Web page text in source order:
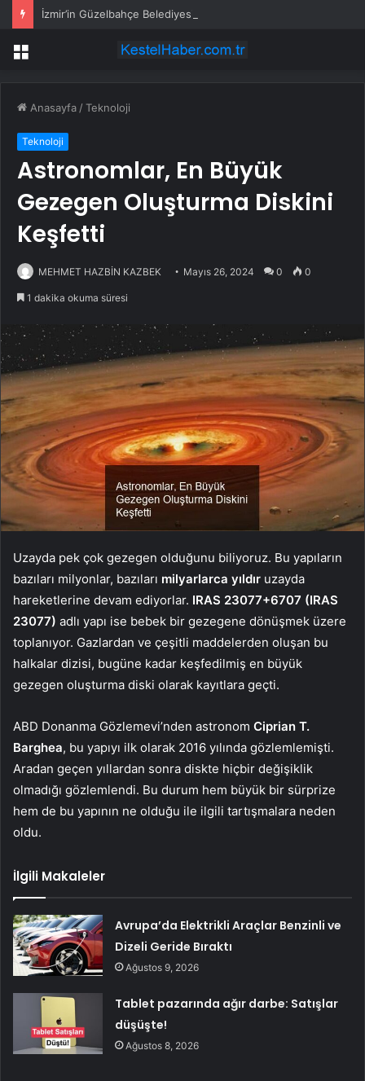
Menü
Anasayfa /Teknoloji
Teknoloji
Astronomlar, En Büyük
Gezegen Oluşturma Diskini
Keşfetti
MEHMET HAZBİN KAZBEK Mayıs 26, 2024 0 0
1 dakika okuma süresi
Uzayda pek çok gezegen olduğunu biliyoruz. Bu yapıların
bazıları milyonlar, bazıları milyarlarca yıldır uzayda
hareketlerine devam ediyorlar. IRAS 23077+6707 (IRAS
23077) adlı yapı ise bebek bir gezegene dönüşmek üzere
toplanıyor. Gazlardan ve çeşitli maddelerden oluşan bu
halkalar dizisi, bugüne kadar keşfedilmiş en büyük
gezegen oluşturma diski olarak kayıtlara geçti.
ABD Donanma Gözlemevi’nden astronom Ciprian T.
Barghea, bu yapıyı ilk olarak 2016 yılında gözlemlemişti.
Aradan geçen yıllardan sonra diskte hiçbir değişiklik
olmadığı gözlemlendi. Bu durum hem büyük bir sürprize
hem de bu yapının ne olduğu ile ilgili tartışmalara neden
oldu.
İlgili Makaleler
Avrupa’da Elektrikli Araçlar Benzinli ve
Dizeli Geride Bıraktı
Ağustos 9, 2026
Tablet pazarında ağır darbe: Satışlar
düşüşte!
Ağustos 8, 2026